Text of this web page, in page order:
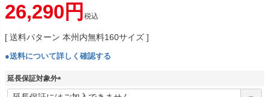
26,290 税込
送料パターン 本州内無料160サイズ
●送料について詳しく確認する
延長保証対象外
(